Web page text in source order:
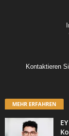
Kontaktieren
MEHR ERFAHREN